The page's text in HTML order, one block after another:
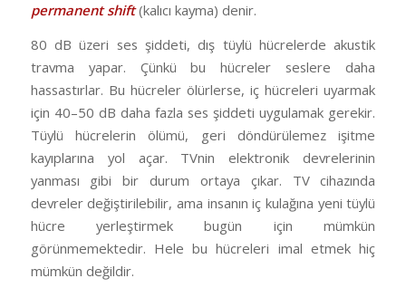
permanent shift(kalıcı kayma) denir.
80 dB üzeri ses şiddeti, dış tüylü hücrelerde akustik
travma yapar. Çünkü bu hücreler seslere daha
hassastırlar. Bu hücreler ölürlerse, iç hücreleri uyarmak
için 40–50 dB daha fazla ses şiddeti uygulamak gerekir.
Tüylü hücrelerin ölümü, geri döndürülemez işitme
kayıplarına yol açar. TVnin elektronik devrelerinin
yanması gibi bir durum ortaya çıkar. TV cihazında
devreler değiştirilebilir, ama insanın iç kulağına yeni tüylü
hücre yerleştirmek bugün için mümkün
görünmemektedir. Hele bu hücreleri imal etmek hiç
mümkün değildir.